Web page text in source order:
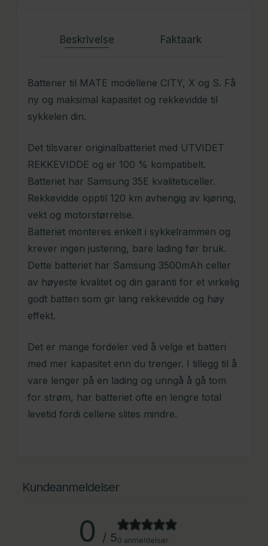
Beskrivelse Faktaark
Batterier til MATE modellene CITY, X og S. Få
ny og maksimal kapasitet og rekkevidde til
sykkelen din.
Det tilsvarer originalbatteriet med UTVIDET
REKKEVIDDE og er 100 % kompatibelt.
Batteriet har Samsung 35E kvalitetsceller.
Rekkevidde opptil 120 km avhengig av kjøring,
vekt og motorstørrelse.
Batteriet monteres enkelt i sykkelrammen og
krever ingen justering, bare lading før bruk.
Dette batteriet har Samsung 3500mAh celler
av høyeste kvalitet og din garanti for et virkelig
godt batteri som gir lang rekkevidde og høy
effekt.
Det er mange fordeler ved å velge et batteri
med mer kapasitet enn du trenger. I tillegg til å
vare lenger på en lading og unngå å gå tom
for strøm, har batteriet ofte en lengre total
levetid fordi cellene slites mindre.
Kundeanmeldelser
0 / 50 anmeldelser